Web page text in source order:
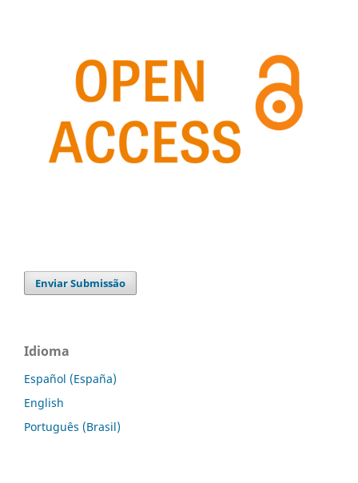
Enviar Submissão
Idioma
Español (España)
English
Português (Brasil)